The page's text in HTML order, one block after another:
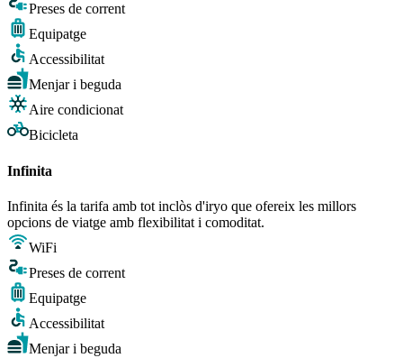
Preses de corrent
Equipatge
Accessibilitat
Menjar i beguda
Aire condicionat
Bicicleta
Infinita
Infinita és la tarifa amb tot inclòs d'iryo que ofereix les millors
opcions de viatge amb flexibilitat i comoditat.
WiFi
Preses de corrent
Equipatge
Accessibilitat
Menjar i beguda